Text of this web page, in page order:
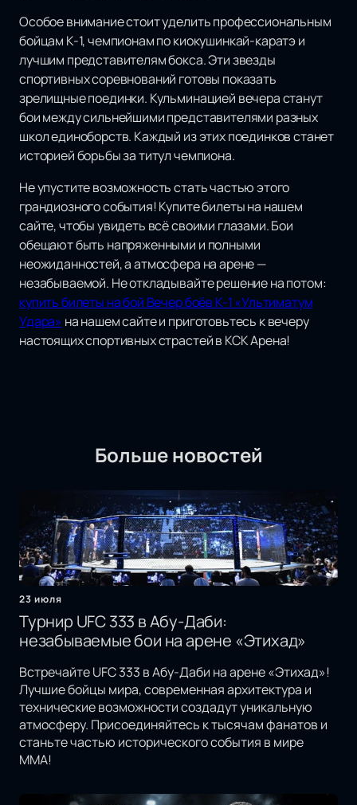
Особое внимание стоит уделить профессиональным
бойцам К-1, чемпионам по киокушинкай-каратэ и
лучшим представителям бокса. Эти звезды
спортивных соревнований готовы показать
зрелищные поединки. Кульминацией вечера станут
бои между сильнейшими представителями разных
школ единоборств. Каждый из этих поединков станет
историей борьбы за титул чемпиона.
Не упустите возможность стать частью этого
грандиозного события! Купите билеты на нашем
сайте, чтобы увидеть всё своими глазами. Бои
обещают быть напряженными и полными
неожиданностей, а атмосфера на арене —
незабываемой. Не откладывайте решение на потом:
купить билеты на бой Вечер боёв К-1 «Ультиматум
Удара» на нашем сайте и приготовьтесь к вечеру
настоящих спортивных страстей в КСК Арена!
Больше новостей
23 июля
Турнир UFC 333 в Абу-Даби:
незабываемые бои на арене «Этихад»
Встречайте UFC 333 в Абу-Даби на арене «Этихад»!
Лучшие бойцы мира, современная архитектура и
технические возможности создадут уникальную
атмосферу. Присоединяйтесь к тысячам фанатов и
станьте частью исторического события в мире
MMA!